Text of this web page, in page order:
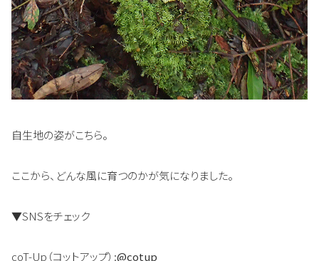
自生地の姿がこちら。
ここから、どんな風に育つのかが気になりました。
▼SNSをチェック
coT-Up（コットアップ）:@cotup